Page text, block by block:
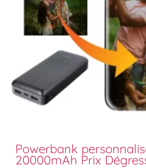
Powerbank
20000mAh Prix